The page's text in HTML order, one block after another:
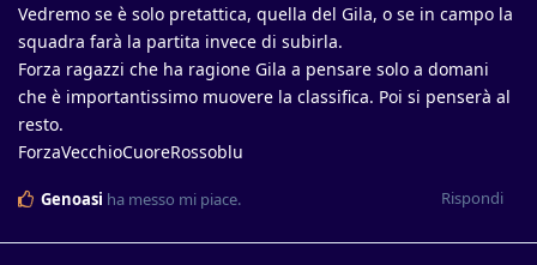
Vedremo se è solo pretattica, quella del Gila, o se in campo la
squadra farà la partita invece di subirla.
Forza ragazzi che ha ragione Gila a pensare solo a domani
che è importantissimo muovere la classifica. Poi si penserà al
resto.
ForzaVecchioCuoreRossoblu
Rispondi
Genoasi ha messo mi piace.